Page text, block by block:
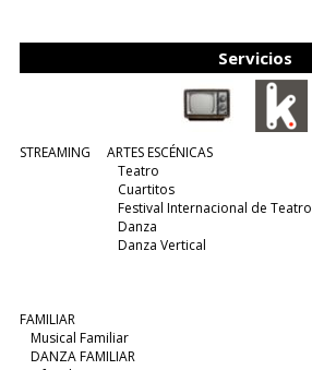
Servicios
STREAMING
ARTES ESCÉNICAS
Teatro
Cuartitos
Festival Internacional de Teatro
Danza
Danza Vertical
FAMILIAR
Musical Familiar
DANZA FAMILIAR